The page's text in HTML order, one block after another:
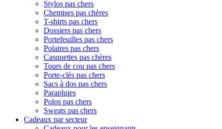
Stylos pas chers
Chemises pas chères
T-shirts pas chers
Dossiers pas chers
Portefeuilles pas chers
Polaires pas chers
Casquettes pas chères
Tours de cou pas chers
Porte-clés pas chers
Sacs à dos pas chers
Parapluies
Polos pas chers
Sweats pas chers
Cadeaux par secteur